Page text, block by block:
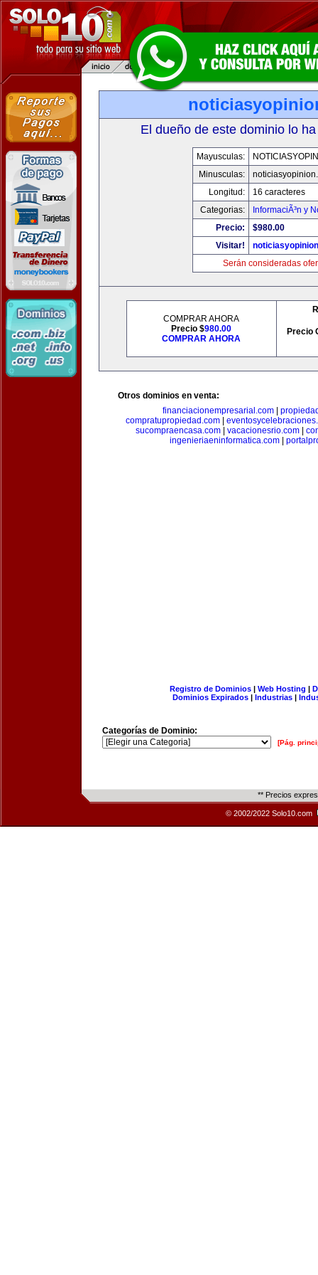
El dueño de este dominio lo
Mayusculas:
Minusculas:
Longitud:
16 caracteres
Categorias:
InformaciÃ³n y
Precio:
$980.00
Visitar!
Serán consideradas
COMPRAR AHORA
Precio $980.00
COMPRAR AHORA
Precio
Otros dominios en venta:
financiacionempresarial.com
compratupropiedad.com
sucompraencasa.com| vacacionesrio.com|
ingenieriaeninformatica.com|
Registro de Dominios| Web Hosting |
Dominios Expirados | Industrias |
Categorías de Dominio:
[Pág.
** Precios
© 2002/2022 Solo10.com